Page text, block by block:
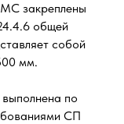
закреплены
общей
собой
мм.
по
СП